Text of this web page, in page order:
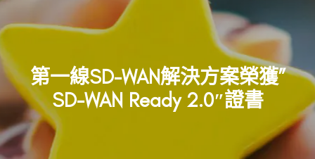
第一線SD-WAN解決方案榮獲”
SD-WAN Ready 2.0″證書
獎項及殊榮